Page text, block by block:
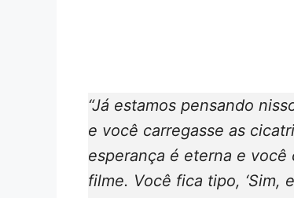
“Já estamos pensando
e você carregasse as
esperança é eterna e você
filme. Você fica tipo, ‘Sim,